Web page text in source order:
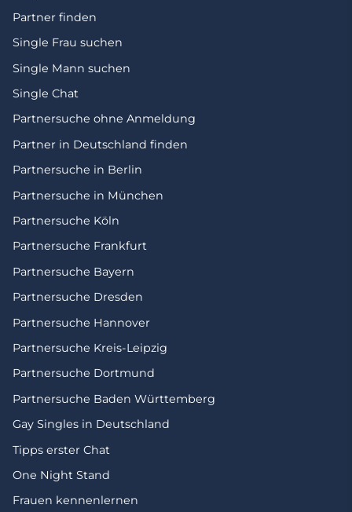
Partner finden
Single Frau suchen
Single Mann suchen
Single Chat
Partnersuche ohne Anmeldung
Partner in Deutschland finden
Partnersuche in Berlin
Partnersuche in München
Partnersuche Köln
Partnersuche Frankfurt
Partnersuche Bayern
Partnersuche Dresden
Partnersuche Hannover
Partnersuche Kreis-Leipzig
Partnersuche Dortmund
Partnersuche Baden Württemberg
Gay Singles in Deutschland
Tipps erster Chat
One Night Stand
Frauen kennenlernen